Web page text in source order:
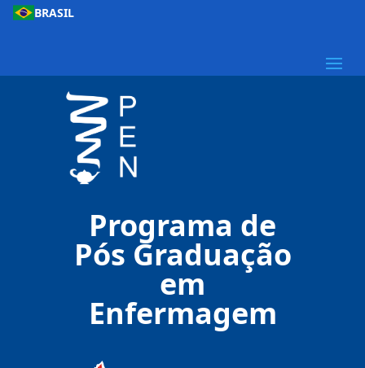
BRASIL
Programa de
Pós Graduação
em
Enfermagem